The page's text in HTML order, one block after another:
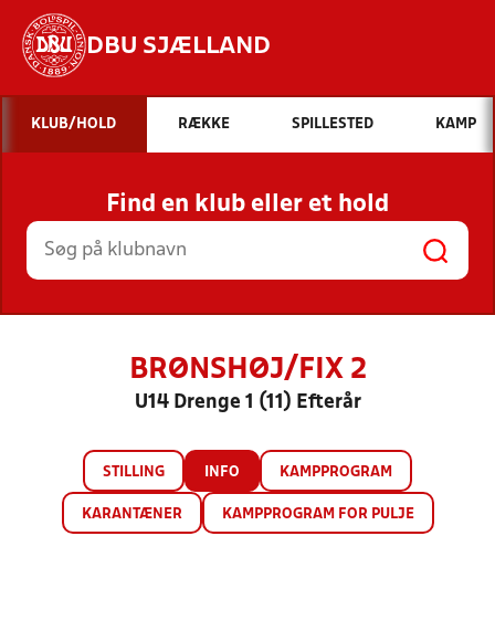
DBU SJÆLLAND
Hvad vil du søge efter?
INDHOLD OG NYHEDER
STILLINGER, RESULTATER, KLUBBER OG
HOLD
KLUB/HOLD RÆKKE SPILLESTED KAMP
Find en klub eller et hold
BRØNSHØJ/FIX 2
U14 Drenge 1 (11) Efterår
STILLING INFO KAMPPROGRAM
KARANTÆNER KAMPPROGRAM FOR PULJE